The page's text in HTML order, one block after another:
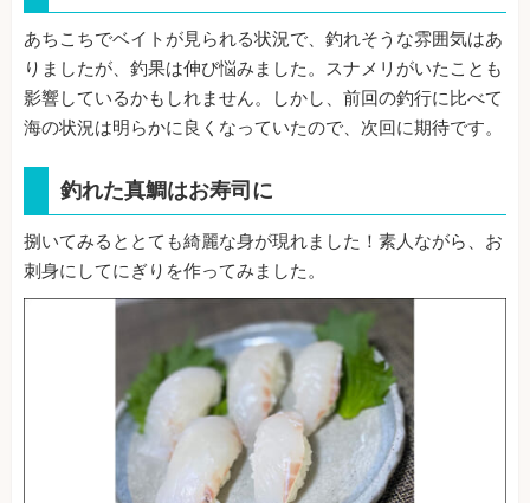
あちこちでベイトが見られる状況で、釣れそうな雰囲気はあ
りましたが、釣果は伸び悩みました。スナメリがいたことも
影響しているかもしれません。しかし、前回の釣行に比べて
海の状況は明らかに良くなっていたので、次回に期待です。
釣れた真鯛はお寿司に
捌いてみるととても綺麗な身が現れました！素人ながら、お
刺身にしてにぎりを作ってみました。